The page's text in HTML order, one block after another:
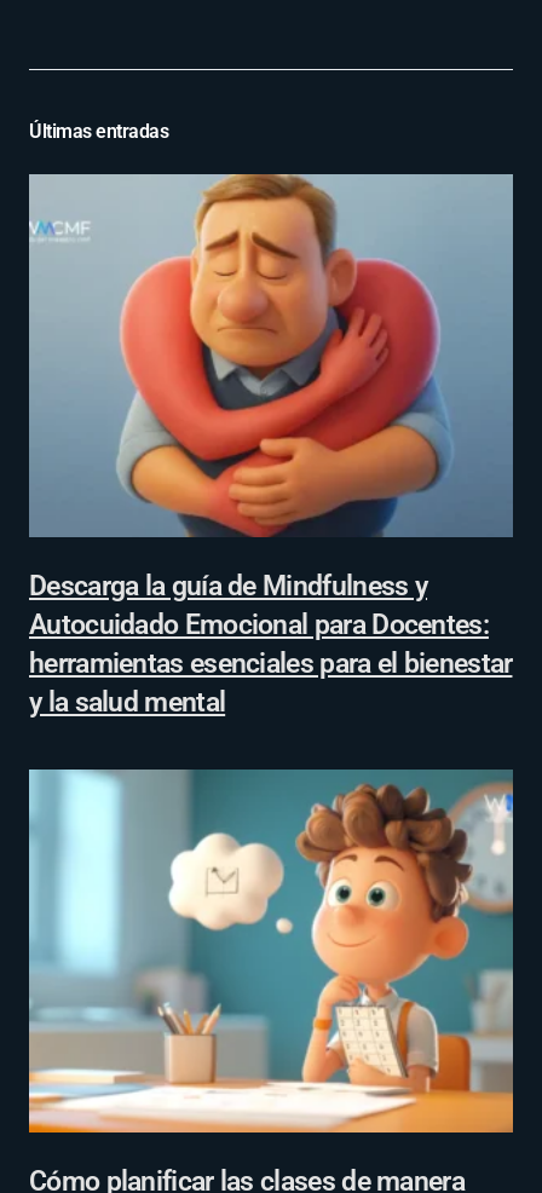
Últimas entradas
Descarga la guía de Mindfulness y
Autocuidado Emocional para Docentes:
herramientas esenciales para el bienestar
y la salud mental
Cómo planificar las clases de manera